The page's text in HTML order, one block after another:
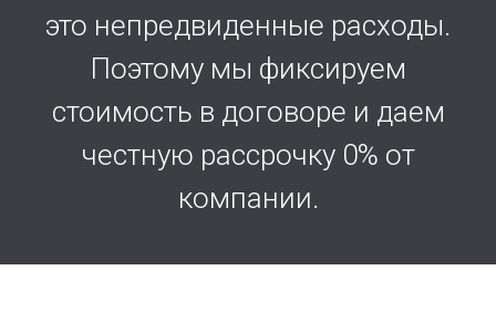
это непредвиденные расходы.
Поэтому мы фиксируем
стоимость в договоре и даем
честную рассрочку 0% от
компании.